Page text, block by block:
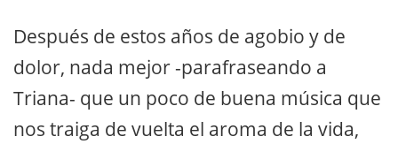
Después de estos años de agobio y de
dolor, nada mejor -parafraseando a
Triana- que un poco de buena música que
nos traiga de vuelta el aroma de la vida,